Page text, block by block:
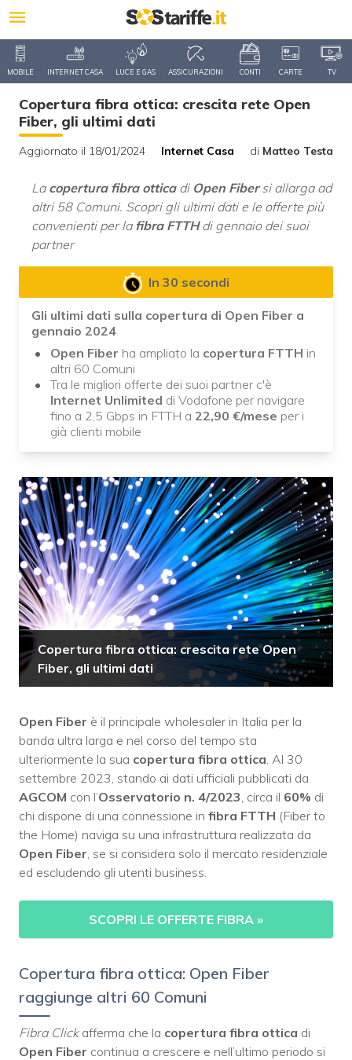
MOBILE INTERNET CASA LUCE E GAS ASSICURAZIONI CONTI CARTE TV
Copertura fibra ottica: crescita rete Open
Fiber, gli ultimi dati
Aggiornato il 18/01/2024 Internet Casa di Matteo Testa
La copertura fibra otticadi Open Fibersi allarga ad
altri 58 Comuni. Scopri gli ultimi dati e le offerte più
convenienti per lafibra FTTHdi gennaio dei suoi
partner
In 30 secondi
Gli ultimi dati sulla copertura di Open Fiber a
gennaio 2024
Open Fiber ha ampliato la copertura FTTH in
altri 60 Comuni
Tra le migliori offerte dei suoi partner c'è
Internet Unlimited di Vodafone per navigare
fino a 2,5 Gbps in FTTH a 22,90 €/mese per i
già clienti mobile
Copertura fibra ottica: crescita rete Open
Fiber, gli ultimi dati
Open Fiber è il principale wholesaler in Italia per la
banda ultra larga e nel corso del tempo sta
ulteriormente la sua copertura fibra ottica . Al 30
settembre 2023, stando ai dati ufficiali pubblicati da
AGCOM con l’Osservatorio n. 4/2023 , circa il 60% di
chi dispone di una connessione in fibra FTTH (Fiber to
the Home) naviga su una infrastruttura realizzata da
Open Fiber , se si considera solo il mercato residenziale
ed escludendo gli utenti business.
SCOPRI LE OFFERTE FIBRA »
Copertura fibra ottica: Open Fiber
raggiunge altri 60 Comuni
Fibra Clickafferma che la copertura fibra ottica di
Open Fiber continua a crescere e nell’ultimo periodo si